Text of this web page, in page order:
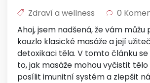
Zdraví a wellness
0
Ahoj, jsem nadšená, že vám
kouzlo klasické masáže a její
detoxikaci těla. V tomto článku
to, jak masáže mohou vyčistit tělo
posílit imunitní systém a zlepšit